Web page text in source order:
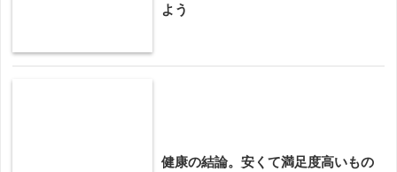
よう
健康の結論。安くて満足度高いもの